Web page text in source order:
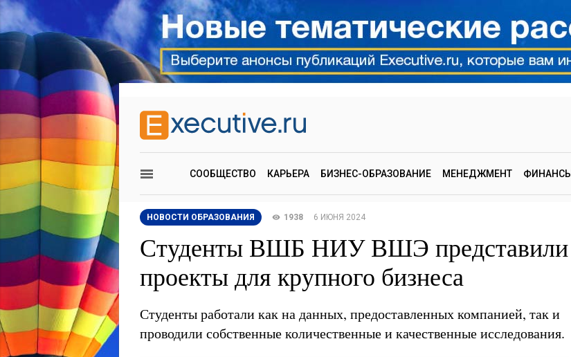
СООБЩЕСТВО КАРЬЕРА БИЗНЕС-ОБРАЗОВАНИЕ МЕНЕДЖМЕНТ ФИНАНСЫ
НОВОСТИ ОБРАЗОВАНИЯ 1938 6 ИЮНЯ 2024
Студенты ВШБ НИУ ВШЭ представили
проекты для крупного бизнеса
Студенты работали как на данных, предоставленных компанией, так и
проводили собственные количественные и качественные исследования.